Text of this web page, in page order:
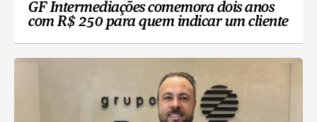
GF Intermediações comemora dois anos
com R$ 250 para quem indicar um cliente